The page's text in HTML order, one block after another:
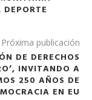
Próxima publicación
DE DERECHOS
INVITANDO A
250 AÑOS DE
EN EU